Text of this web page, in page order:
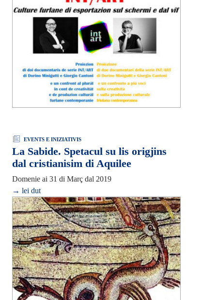
EVENTS E INIZIATIVIS
La Sabide. Spetacul su lis origjins
dal cristianisim di Aquilee
Domenie ai 31 di Març dal 2019
→ lei dut